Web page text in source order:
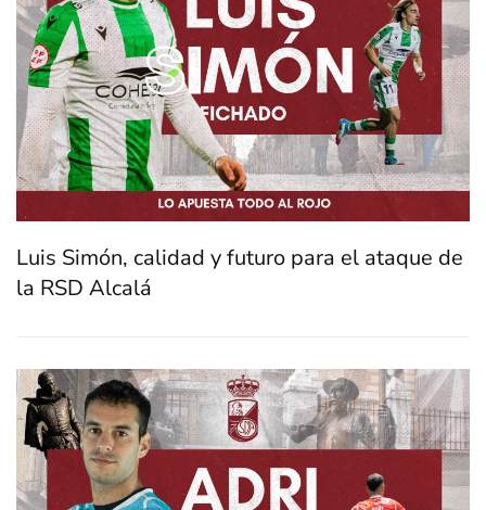
Luis Simón, calidad y futuro para el ataque de
la RSD Alcalá